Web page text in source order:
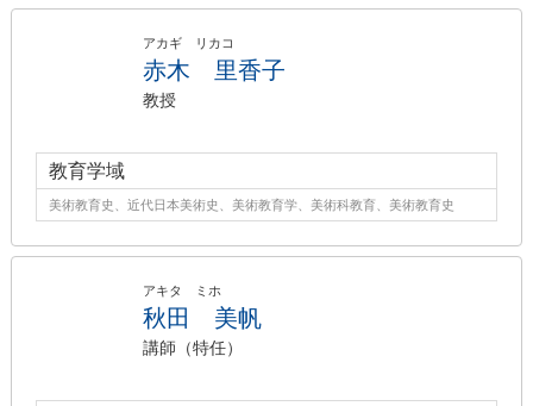
アカギ リカコ
赤木 里香子
教授
教育学域
美術教育史、近代日本美術史、美術教育学、美術科教育、美術教育史
アキタ ミホ
秋田 美帆
講師（特任）